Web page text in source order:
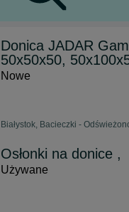
Donica JADAR
50x50x50,
Nowe
Białystok, Bacieczki -
Osłonki na donice ,
Używane